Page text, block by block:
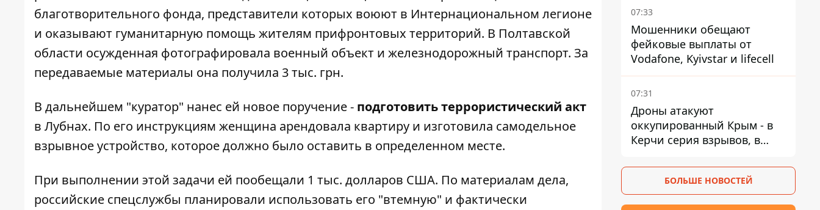
благотворительного фонда, представители которых воюют в Интернациональном легионе
и оказывают гуманитарную помощь жителям прифронтовых территорий. В Полтавской
области осужденная фотографировала военный объект и железнодорожный транспорт. За
передаваемые материалы она получила 3 ​​тыс. грн.
В дальнейшем "куратор" нанес ей новое поручение - подготовить террористический акт
в Лубнах. По его инструкциям женщина арендовала квартиру и изготовила самодельное
взрывное устройство, которое должно было оставить в определенном месте.
При выполнении этой задачи ей пообещали 1 тыс. долларов США. По материалам дела,
российские спецслужбы планировали использовать его "втемную" и фактически
07:33
Мошенники обещают
фейковые выплаты от
Vodafone, Kyivstar и lifecell
07:31
Дроны атакуют
оккупированный Крым - в
Керчи серия взрывов, в
БОЛЬШЕ НОВОСТЕЙ